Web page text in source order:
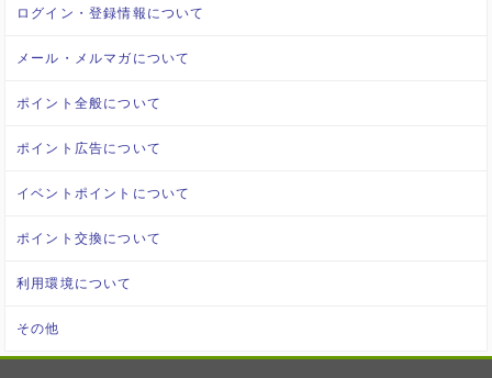
ログイン・登録情報について
メール・メルマガについて
ポイント全般について
ポイント広告について
イベントポイントについて
ポイント交換について
利用環境について
その他